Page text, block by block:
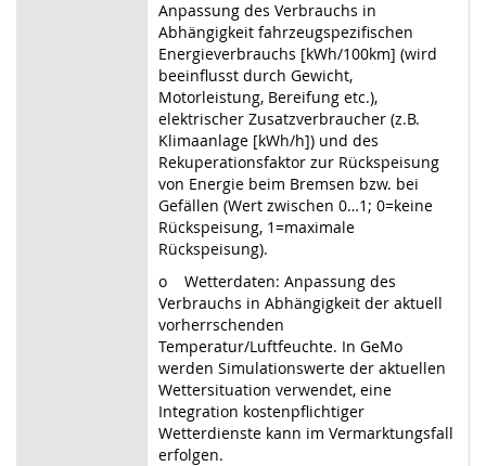
Anpassung des Verbrauchs in
Abhängigkeit fahrzeugspezifischen
Energieverbrauchs [kWh/100km] (wird
beeinflusst durch Gewicht,
Motorleistung, Bereifung etc.),
elektrischer Zusatzverbraucher (z.B.
Klimaanlage [kWh/h]) und des
Rekuperationsfaktor zur Rückspeisung
von Energie beim Bremsen bzw. bei
Gefällen (Wert zwischen 0…1; 0=keine
Rückspeisung, 1=maximale
Rückspeisung).
o Wetterdaten: Anpassung des
Verbrauchs in Abhängigkeit der aktuell
vorherrschenden
Temperatur/Luftfeuchte. In GeMo
werden Simulationswerte der aktuellen
Wettersituation verwendet, eine
Integration kostenpflichtiger
Wetterdienste kann im Vermarktungsfall
erfolgen.